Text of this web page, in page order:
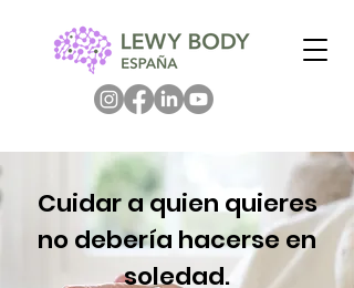
Cuidar a quien quieres
no debería hacerse en
soledad.